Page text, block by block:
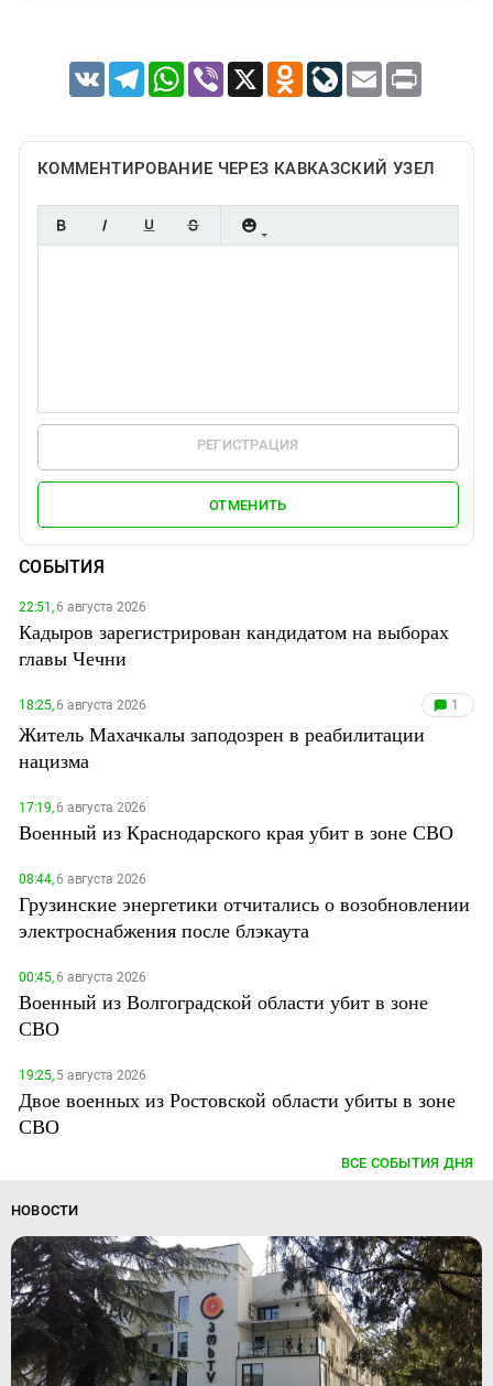
VK TelegramWhatsApp
Viber X Odnoklassniki
LiveJournal
Email Print
КОММЕНТИРОВАНИЕ ЧЕРЕЗ КАВКАЗСКИЙ УЗЕЛ
РЕГИСТРАЦИЯ
ОТМЕНИТЬ
СОБЫТИЯ
22:51,6 августа 2026
Кадыров зарегистрирован кандидатом на выборах
главы Чечни
18:25,6 августа 2026 1
Житель Махачкалы заподозрен в реабилитации
нацизма
17:19,6 августа 2026
Военный из Краснодарского края убит в зоне СВО
08:44,6 августа 2026
Грузинские энергетики отчитались о возобновлении
электроснабжения после блэкаута
00:45,6 августа 2026
Военный из Волгоградской области убит в зоне
СВО
19:25,5 августа 2026
Двое военных из Ростовской области убиты в зоне
СВО
ВСЕ СОБЫТИЯ ДНЯ
НОВОСТИ